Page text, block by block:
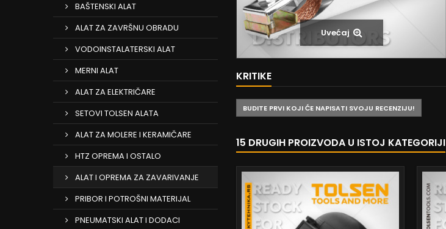
BAŠTENSKI ALAT
ALAT ZA ZAVRŠNU OBRADU
VODOINSTALATERSKI ALAT
MERNI ALAT
ALAT ZA ELEKTRIČARE
SETOVI TOLSEN ALATA
ALAT ZA MOLERE I KERAMIČARE
HTZ OPREMA I OSTALO
ALAT I OPREMA ZA ZAVARIVANJE
PRIBOR I POTROŠNI MATERIJAL
PNEUMATSKI ALAT I DODACI
Uvećaj
KRITIKE
BUDITE PRVI KOJI ĆE NAPISATI SVOJU RECENZIJU!
15 DRUGIH PROIZVODA U ISTOJ KATEGORIJI